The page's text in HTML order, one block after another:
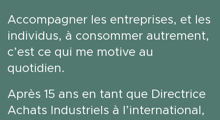
Accompagner les entreprises, et les
individus, à consommer autrement,
c’est ce qui me motive au
quotidien.
Après 15 ans en tant que Directrice
Achats Industriels à l’international,